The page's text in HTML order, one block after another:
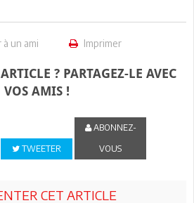
à un ami Imprimer
? PARTAGEZ-LE AVEC
VOS AMIS !
TWEETER
ABONNEZ-
VOUS
CET ARTICLE